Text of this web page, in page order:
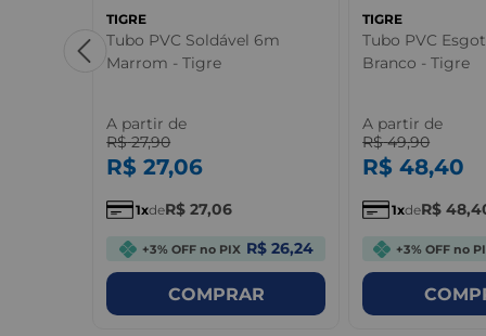
TIGRE
Tubo PVC Soldável 6m
Marrom - Tigre
A partir de
R$ 27,90
R$ 27,06
1 deR$ 27,06
+3% OFF no PIX R$ 26,24
COMPRAR
TIGRE
Tubo PVC
Branco - Tigre
A partir de
R$ 49,90
R$ 48,40
1 deR$ 48,
+3% OFF no